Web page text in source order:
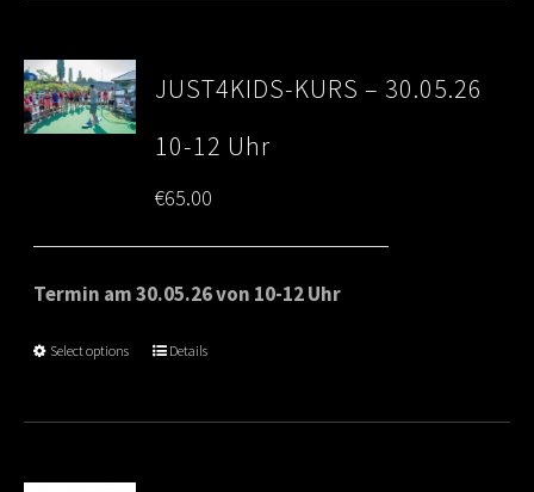
JUST4KIDS-KURS – 30.05.26
10-12 Uhr
€65.00
Termin am 30.05.26 von 10-12 Uhr
Select options Details